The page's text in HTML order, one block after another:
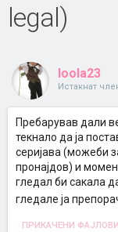
legal)
loola23
Истакнат
Пребарував дали
текнало да ја
серијава (можеби
пронајдов) и
гледал би сакала
гледале ја
ПРИКАЧЕНИ